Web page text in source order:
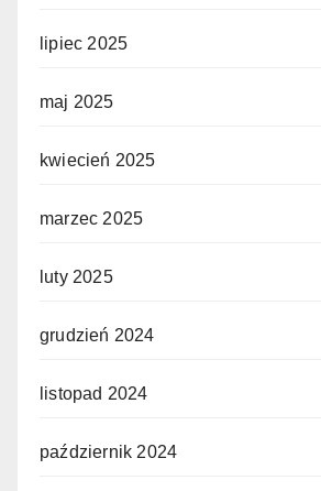
lipiec 2025
maj 2025
kwiecień 2025
marzec 2025
luty 2025
grudzień 2024
listopad 2024
październik 2024